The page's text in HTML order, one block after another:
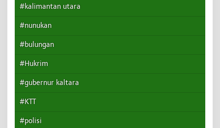
#kalimantan utara
#nunukan
#bulungan
#Hukrim
#gubernur kaltara
#KTT
#polisi